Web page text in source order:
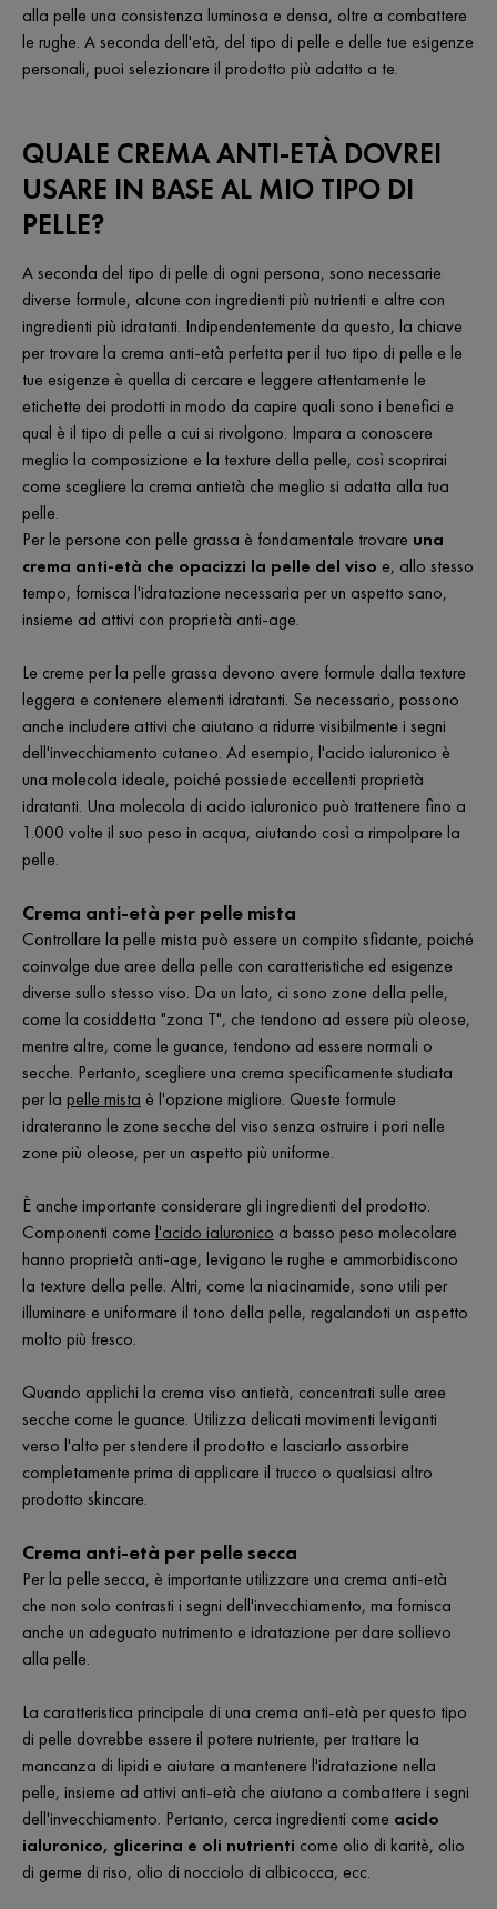
alla pelle una consistenza luminosa e densa, oltre a combattere
le rughe. A seconda dell'età, del tipo di pelle e delle tue esigenze
personali, puoi selezionare il prodotto più adatto a te.
QUALE CREMA ANTI-ETÀ DOVREI
USARE IN BASE AL MIO TIPO DI
PELLE?
A seconda del tipo di pelle di ogni persona, sono necessarie
diverse formule, alcune con ingredienti più nutrienti e altre con
ingredienti più idratanti. Indipendentemente da questo, la chiave
per trovare la crema anti-età perfetta per il tuo tipo di pelle e le
tue esigenze è quella di cercare e leggere attentamente le
etichette dei prodotti in modo da capire quali sono i benefici e
qual è il tipo di pelle a cui si rivolgono. Impara a conoscere
meglio la composizione e la texture della pelle, così scoprirai
come scegliere la crema antietà che meglio si adatta alla tua
pelle.
Per le persone con pelle grassa è fondamentale trovare una
crema anti-età che opacizzi la pelle del viso e, allo stesso
tempo, fornisca l'idratazione necessaria per un aspetto sano,
insieme ad attivi con proprietà anti-age.
Le creme per la pelle grassa devono avere formule dalla texture
leggera e contenere elementi idratanti. Se necessario, possono
anche includere attivi che aiutano a ridurre visibilmente i segni
dell'invecchiamento cutaneo. Ad esempio, l'acido ialuronico è
una molecola ideale, poiché possiede eccellenti proprietà
idratanti. Una molecola di acido ialuronico può trattenere fino a
1.000 volte il suo peso in acqua, aiutando così a rimpolpare la
pelle.
Crema anti-età per pelle mista
Controllare la pelle mista può essere un compito sfidante, poiché
coinvolge due aree della pelle con caratteristiche ed esigenze
diverse sullo stesso viso. Da un lato, ci sono zone della pelle,
come la cosiddetta "zona T", che tendono ad essere più oleose,
mentre altre, come le guance, tendono ad essere normali o
secche. Pertanto, scegliere una crema specificamente studiata
per la pelle mista è l'opzione migliore. Queste formule
idrateranno le zone secche del viso senza ostruire i pori nelle
zone più oleose, per un aspetto più uniforme.
È anche importante considerare gli ingredienti del prodotto.
Componenti come l'acido ialuronico a basso peso molecolare
hanno proprietà anti-age, levigano le rughe e ammorbidiscono
la texture della pelle. Altri, come la niacinamide, sono utili per
illuminare e uniformare il tono della pelle, regalandoti un aspetto
molto più fresco.
Quando applichi la crema viso antietà, concentrati sulle aree
secche come le guance. Utilizza delicati movimenti leviganti
verso l'alto per stendere il prodotto e lasciarlo assorbire
completamente prima di applicare il trucco o qualsiasi altro
prodotto skincare.
Crema anti-età per pelle secca
Per la pelle secca, è importante utilizzare una crema anti-età
che non solo contrasti i segni dell'invecchiamento, ma fornisca
anche un adeguato nutrimento e idratazione per dare sollievo
alla pelle.
La caratteristica principale di una crema anti-età per questo tipo
di pelle dovrebbe essere il potere nutriente, per trattare la
mancanza di lipidi e aiutare a mantenere l'idratazione nella
pelle, insieme ad attivi anti-età che aiutano a combattere i segni
dell'invecchiamento. Pertanto, cerca ingredienti come acido
ialuronico, glicerina e oli nutrienti come olio di karitè, olio
di germe di riso, olio di nocciolo di albicocca, ecc.